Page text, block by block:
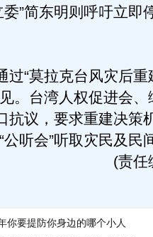
”简东明则呼吁立即
“莫拉克台风灾后重
。台湾人权促进会、
抗议，要求重建决策
听会”听取灾民及民
(责任
你要提防你身边的哪个小人